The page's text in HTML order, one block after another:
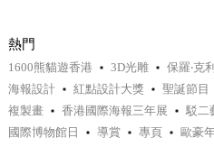
熱門
1600熊貓遊香港 3D光雕 保羅‧克利
海報設計
紅點設計大獎 聖誕節目
複製畫
香港國際海報三年展 駁二
國際博物館日
導賞 專頁 歐豪